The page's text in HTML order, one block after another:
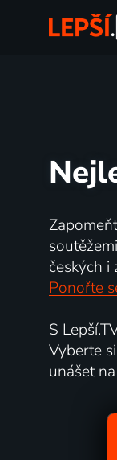
českých
Ponořte
S
Vyberte
unášet